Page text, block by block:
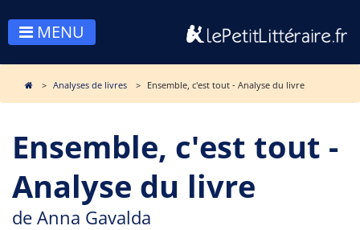
MENU
Analyses de livres Ensemble, c'est tout - Analyse du livre
Ensemble, c'est tout -
Analyse du livre
de Anna Gavalda